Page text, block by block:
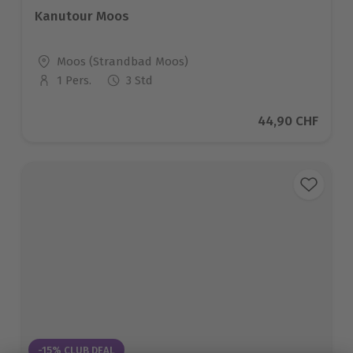
Kanutour Moos
Standort
Moos (Strandbad Moos)
Anzahl der Teilnehmer
1 Pers. 3 Std
Aktueller Preis
44,90 CHF
-15% CLUB DEAL